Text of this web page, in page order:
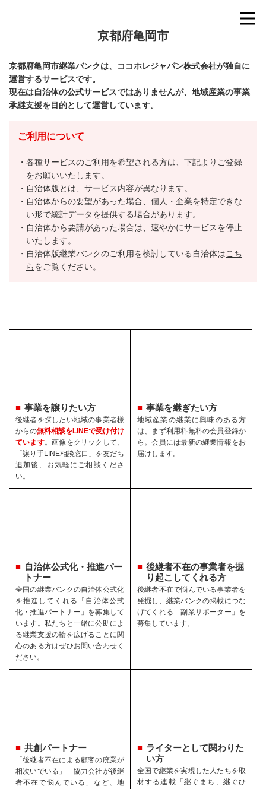
京都府亀岡市
京都府亀岡市継業バンクは、ココホレジャパン株式会社が独自に
運営するサービスです。
現在は自治体の公式サービスではありませんが、地域産業の事業
承継支援を目的として運営しています。
ご利用について
各種サービスのご利用を希望される方は、下記よりご登録
をお願いいたします。
自治体版とは、サービス内容が異なります。
自治体からの要望があった場合、個人・企業を特定できな
い形で統計データを提供する場合があります。
自治体から要請があった場合は、速やかにサービスを停止
いたします。
自治体版継業バンクのご利用を検討している自治体はこち
らをご覧ください。
事業を譲りたい方
後継者を探したい地域の事業者様
からの無料相談をLINEで受け付け
ています。画像をクリックして、
「譲り手LINE相談窓口」を友だち
追加後、お気軽にご相談くださ
い。
事業を継ぎたい方
地域産業の継業に興味のある方
は、まず利用料無料の会員登録か
ら。会員には最新の継業情報をお
届けします。
自治体公式化・推進パー
トナー
全国の継業バンクの自治体公式化
を推進してくれる「自治体公式
化・推進パートナー」を募集して
います。私たちと一緒に公助によ
る継業支援の輪を広げることに関
心のある方はぜひお問い合わせく
ださい。
後継者不在の事業者を掘
り起こしてくれる方
後継者不在で悩んでいる事業者を
発掘し、継業バンクの掲載につな
げてくれる「副業サポーター」を
募集しています。
共創パートナー
「後継者不在による顧客の廃業が
相次いでいる」「協力会社が後継
者不在で悩んでいる」など、地
ライターとして関わりた
い方
全国で継業を実現した人たちを取
材する連載「継ぐまち、継ぐひ